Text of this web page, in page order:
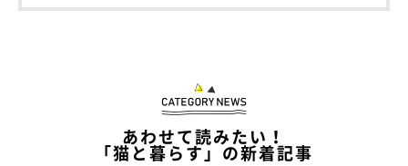
あわせて読みたい！
「猫と暮らす」の新着記事